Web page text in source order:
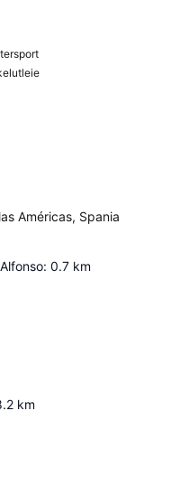
Américas, Spania
: 0.7 km
km